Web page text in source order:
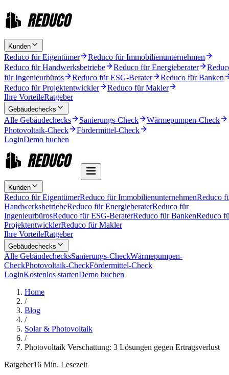
Kunden
Reduco für Eigentümer
Reduco für Immobilienunternehmen
Reduco für Handwerksbetriebe
Reduco für Energieberater
für Ingenieurbüros
Reduco für ESG-Berater
Reduco für Banken
Reduco für Projektentwickler
Reduco für Makler
Ihre VorteileRatgeber
Gebäudechecks
Alle Gebäudechecks Sanierungs-Check
Wärmepumpen-Check
Photovoltaik-Check
Fördermittel-Check
LoginDemo buchen
Kunden
Reduco für EigentümerReduco für ImmobilienunternehmenReduco
HandwerksbetriebeReduco für EnergieberaterReduco für
IngenieurbürosReduco für ESG-BeraterReduco für BankenReduco
ProjektentwicklerReduco für Makler
Ihre VorteileRatgeber
Gebäudechecks
Alle GebäudechecksSanierungs-CheckWärmepumpen-
CheckPhotovoltaik-CheckFördermittel-Check
LoginKostenlos startenDemo buchen
Home
/
Blog
/
Solar & Photovoltaik
/
Photovoltaik Verschattung: 3 Lösungen gegen Ertragsverlust
Ratgeber16 Min. Lesezeit